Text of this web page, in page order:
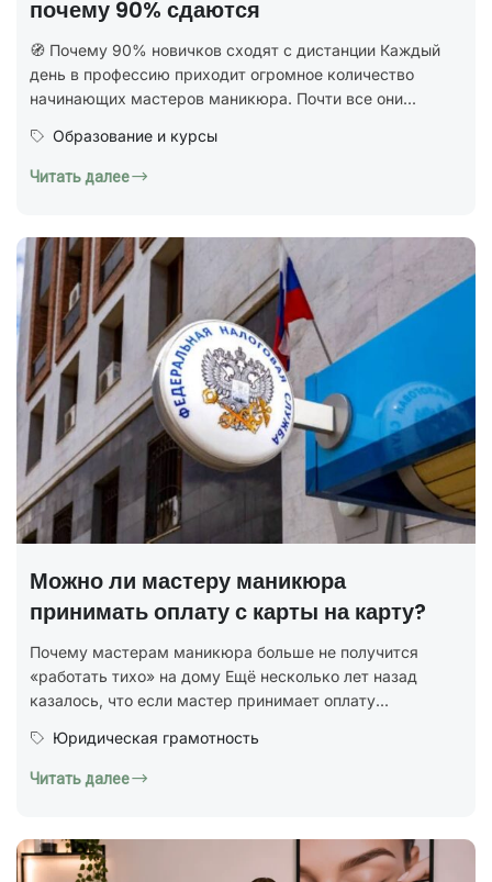
почему 90% сдаются
🧭 Почему 90% новичков сходят с дистанции Каждый
день в профессию приходит огромное количество
начинающих мастеров маникюра. Почти все они...
Образование и курсы
Читать далее
Можно ли мастеру маникюра
принимать оплату с карты на карту?
Почему мастерам маникюра больше не получится
«работать тихо» на дому Ещё несколько лет назад
казалось, что если мастер принимает оплату...
Юридическая грамотность
Читать далее